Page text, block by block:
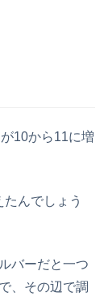
10から11に増
んでしょう
バーだと一つ
、その辺で調